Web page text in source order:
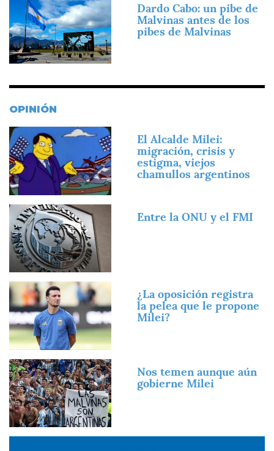
Dardo Cabo: un pibe de
Malvinas antes de los
pibes de Malvinas
OPINIÓN
Imagen
El Alcalde Milei:
migración, crisis y
estigma, viejos
chamullos argentinos
Imagen Entre la ONU y el FMI
Imagen
¿La oposición registra
la pelea que le propone
Milei?
Imagen
Nos temen aunque aún
gobierne Milei